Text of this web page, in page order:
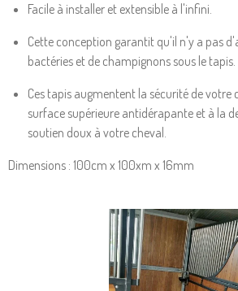
Facile à installer et extensible à l'infini.
Cette conception garantit qu'il n'y a pas
bactéries et de champignons sous le tapis.
Ces tapis augmentent la sécurité de votre
surface supérieure antidérapante et à la
soutien doux à votre cheval.
Dimensions : 100cm x 100xm x 16mm